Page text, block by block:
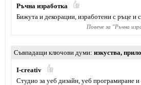
Ръчна изработка
Бижута и декорации, изработени с ръце и
Повече за "Ръчна
Съвпадащи ключови думи изкуства,
I-creativ
Студио за уеб дизайн, уеб програмиране